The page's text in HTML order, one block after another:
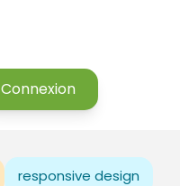
Connexion
responsive design